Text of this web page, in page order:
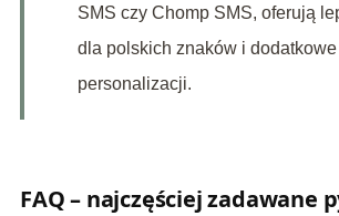
SMS czy Chomp SMS, oferują
dla polskich znaków i
personalizacji.
FAQ – najczęściej zadawane